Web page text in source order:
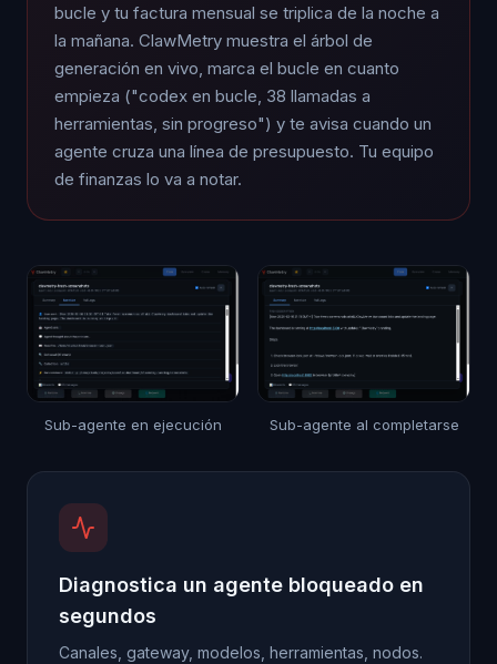
bucle y tu factura mensual se triplica de la noche a
la mañana. ClawMetry muestra el árbol de
generación en vivo, marca el bucle en cuanto
empieza ("codex en bucle, 38 llamadas a
herramientas, sin progreso") y te avisa cuando un
agente cruza una línea de presupuesto. Tu equipo
de finanzas lo va a notar.
Sub-agente en ejecución Sub-agente al completarse
Diagnostica un agente bloqueado en
segundos
Canales, gateway, modelos, herramientas, nodos.